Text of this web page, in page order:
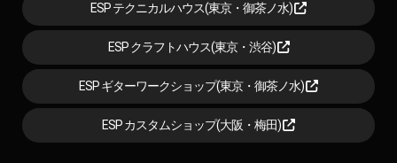
ESP テクニカルハウス(東京・御茶ノ水)
ESP クラフトハウス(東京・渋谷)
ESP ギターワークショップ(東京・御茶ノ水)
ESP カスタムショップ(大阪・梅田)